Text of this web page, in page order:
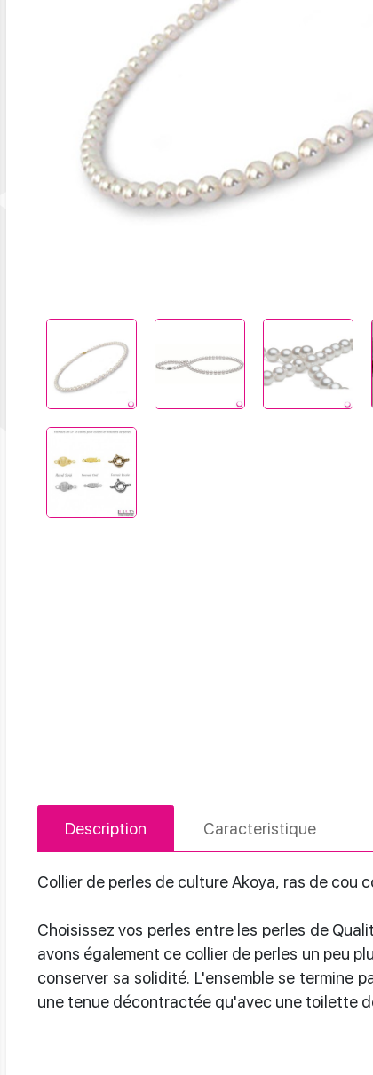
Previous
Description Caracteristique
Collier de perles de culture Akoya, ras de cou
Choisissez vos perles entre les perles de
avons également ce collier de perles un peu
conserver sa solidité. L'ensemble se termine
une tenue décontractée qu'avec une toilette